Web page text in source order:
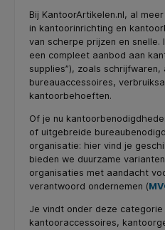
Bij KantoorArtikelen.nl, al
in kantoorinrichting en
van scherpe prijzen en snelle.
een compleet aanbod aan
supplies”), zoals
bureauaccessoires,
kantoorbehoeften.
Of je nu
of uitgebreide
organisatie: hier vind je
bieden we duurzame
organisaties met aandacht
verantwoord ondernemen (
Je vindt onder deze
kantooraccessoires,